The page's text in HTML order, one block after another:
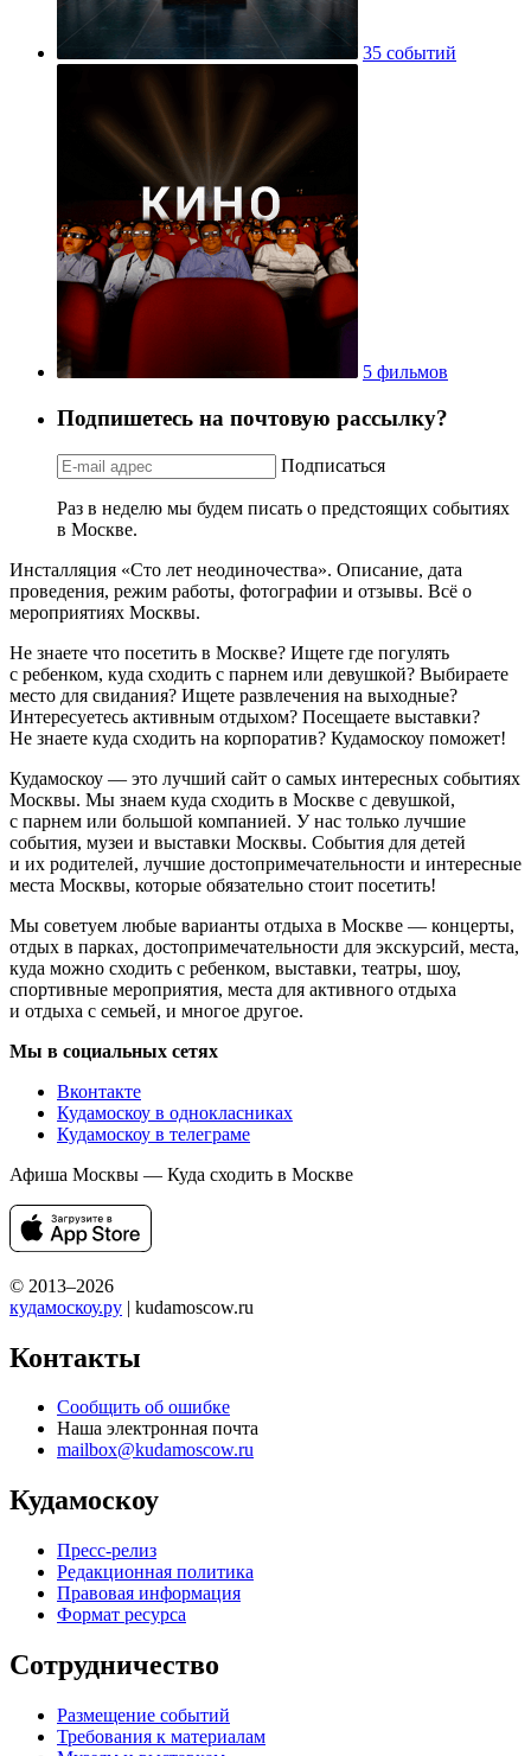
35 событий
5 фильмов
Подпишетесь на почтовую рассылку?
Подписаться
Раз в неделю мы будем писать о предстоящих событиях
в Москве.
Инсталляция «Сто лет неодиночества». Описание, дата
проведения, режим работы, фотографии и отзывы. Всё о
мероприятиях Москвы.
Не знаете что посетить в Москве? Ищете где погулять
с ребенком, куда сходить с парнем или девушкой? Выбираете
место для свидания? Ищете развлечения на выходные?
Интересуетесь активным отдыхом? Посещаете выставки?
Не знаете куда сходить на корпоратив? Кудамоскоу поможет!
Кудамоскоу — это лучший сайт о самых интересных событиях
Москвы. Мы знаем куда сходить в Москве с девушкой,
с парнем или большой компанией. У нас только лучшие
события, музеи и выставки Москвы. События для детей
и их родителей, лучшие достопримечательности и интересные
места Москвы, которые обязательно стоит посетить!
Мы советуем любые варианты отдыха в Москве — концерты,
отдых в парках, достопримечательности для экскурсий, места,
куда можно сходить с ребенком, выставки, театры, шоу,
спортивные мероприятия, места для активного отдыха
и отдыха с семьей, и многое другое.
Мы в социальных сетях
Вконтакте
Кудамоскоу в однокласниках
Кудамоскоу в телеграме
Афиша Москвы — Куда сходить в Москве
© 2013–2026
кудамоскоу.ру | kudamoscow.ru
Контакты
Сообщить об ошибке
Наша электронная почта
mailbox@kudamoscow.ru
Кудамоскоу
Пресс-релиз
Редакционная политика
Правовая информация
Формат ресурса
Сотрудничество
Размещение событий
Требования к материалам